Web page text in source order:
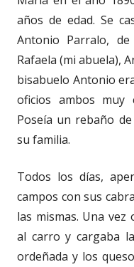
años de edad. Se
Antonio Parralo,
Rafaela (mi abuela),
bisabuelo Antonio
oficios ambos muy
Poseía un rebaño
su familia.
Todos los días,
campos con sus
las mismas. Una vez
al carro y cargaba
ordeñada y los